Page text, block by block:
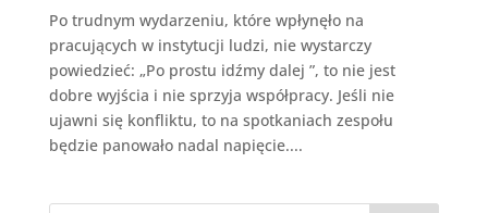
Po trudnym wydarzeniu, które wpłynęło na
pracujących w instytucji ludzi, nie wystarczy
powiedzieć: „Po prostu idźmy dalej ”, to nie jest
dobre wyjścia i nie sprzyja współpracy. Jeśli nie
ujawni się konfliktu, to na spotkaniach zespołu
będzie panowało nadal napięcie....